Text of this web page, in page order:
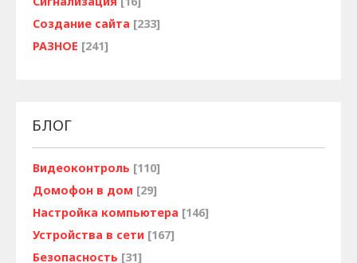
Создание сайта [233]
РАЗНОЕ [241]
БЛОГ
Видеоконтроль [110]
Домофон в дом [29]
Настройка компьютера [146]
Устройства в сети [167]
Безопасность [31]